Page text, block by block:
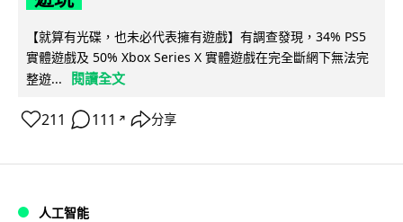
【就算有光碟，也未必代表擁有遊戲】有調查發現，34% PS5
實體遊戲及 50% Xbox Series X 實體遊戲在完全斷網下無法完
整遊...
閱讀全文
211 111 ↗ 分享
人工智能